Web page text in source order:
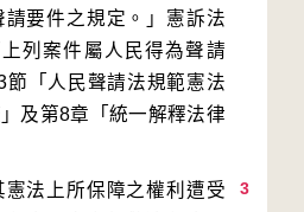
要件之規定。」憲訴法
列案件屬人民得為聲請
「人民聲請法規範憲法
及第8章「統一解釋法律
3
法上所保障之權利遭受